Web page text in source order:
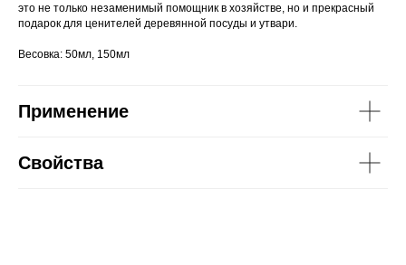
это не только незаменимый помощник в хозяйстве, но и прекрасный
подарок для ценителей деревянной посуды и утвари.
Весовка: 50мл, 150мл
Применение
Свойства